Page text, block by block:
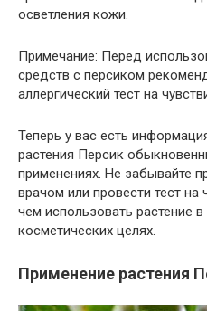
осветления кожи.
Примечание: Перед
средств с персиком
аллергический тест на
Теперь у вас есть
растения Персик
применениях. Не забывайте
врачом или провести тест на
чем использовать растение
косметических целях.
Применение растения